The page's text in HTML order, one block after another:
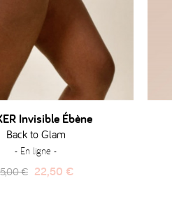
Invisible Ébène
Back to Glam
- En ligne -
€ Prix
22,50 €